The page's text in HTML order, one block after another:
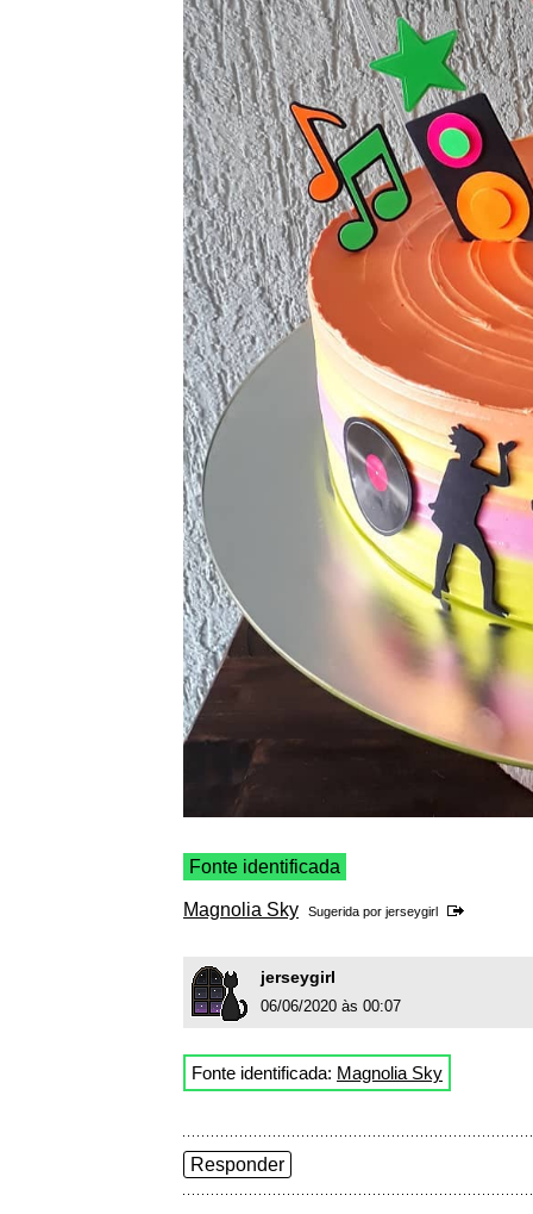
Fonte identificada
Magnolia Sky Sugerida por jerseygirl
jerseygirl
06/06/2020 às 00:07
Fonte identificada: Magnolia Sky
Responder